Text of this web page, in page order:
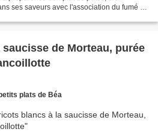
ses saveurs avec l'association du fumé de
de Morteau, purée
plats de Béa